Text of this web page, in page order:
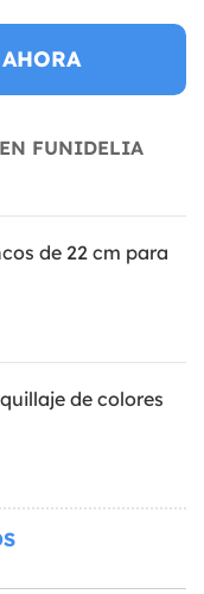
FUNIDELIA
de 22 cm para
de colores